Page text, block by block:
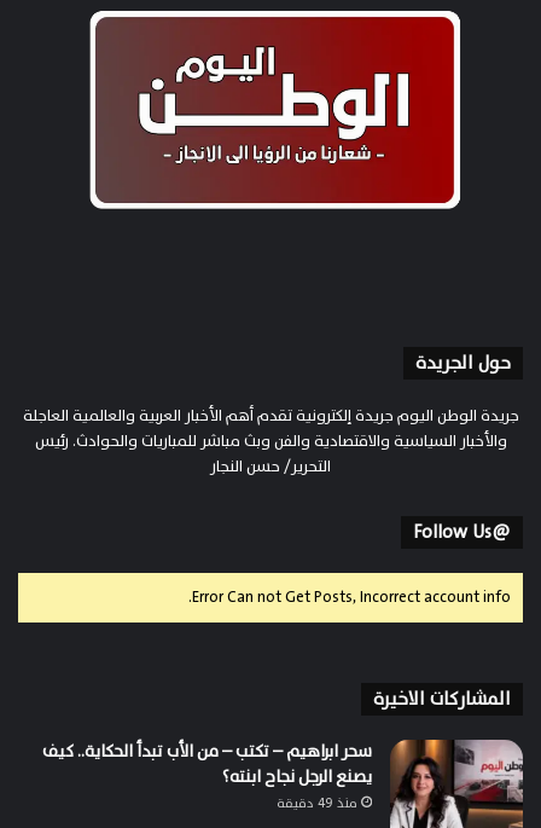
حول الجريدة
جريدة الوطن اليوم جريدة إلكترونية تقدم أهم الأخبار العربية والعالمية العاجلة
والأخبار السياسية والاقتصادية والفن وبث مباشر للمباريات والحوادث. رئيس
التحرير/ حسن النجار
@Follow Us
Error Can not Get Posts, Incorrect account info.
المشاركات الاخيرة
سحر ابراهيم – تكتب – من الأب تبدأ الحكاية.. كيف
يصنع الرجل نجاح ابنته؟
منذ 49 دقيقة